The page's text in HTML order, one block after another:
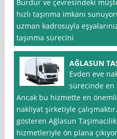
Burdur ve çevresindeki
hızlı taşınma imkanı
uzman kadrosuyla
taşınma sürecini
AĞLASUN
Evden eve
sürecinde en
Ancak bu hizmette en
nakliyat şirketiyle
gösteren Ağlasun
hizmetleriyle ön plana